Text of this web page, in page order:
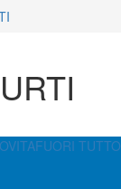
FUORI TUTTO